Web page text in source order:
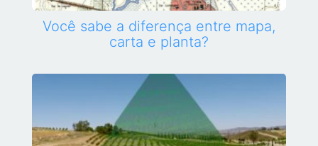
Você sabe a diferença entre mapa,
carta e planta?